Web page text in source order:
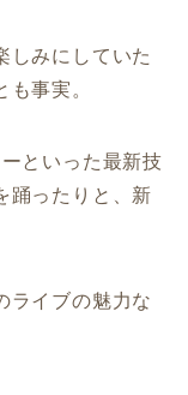
しみにしていた
事実。
といった最新技
踊ったりと、新
ライブの魅力な